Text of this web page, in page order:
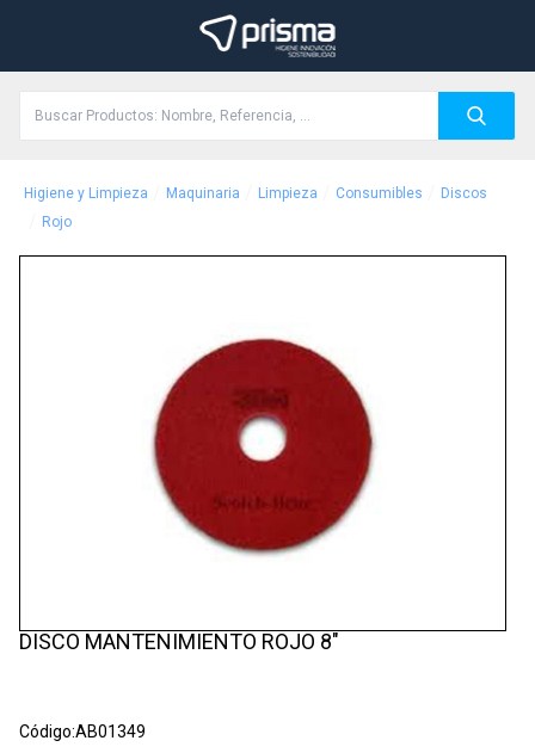
Higiene y Limpieza Maquinaria Limpieza Consumibles Discos
Rojo
DISCO MANTENIMIENTO ROJO 8"
Código:AB01349